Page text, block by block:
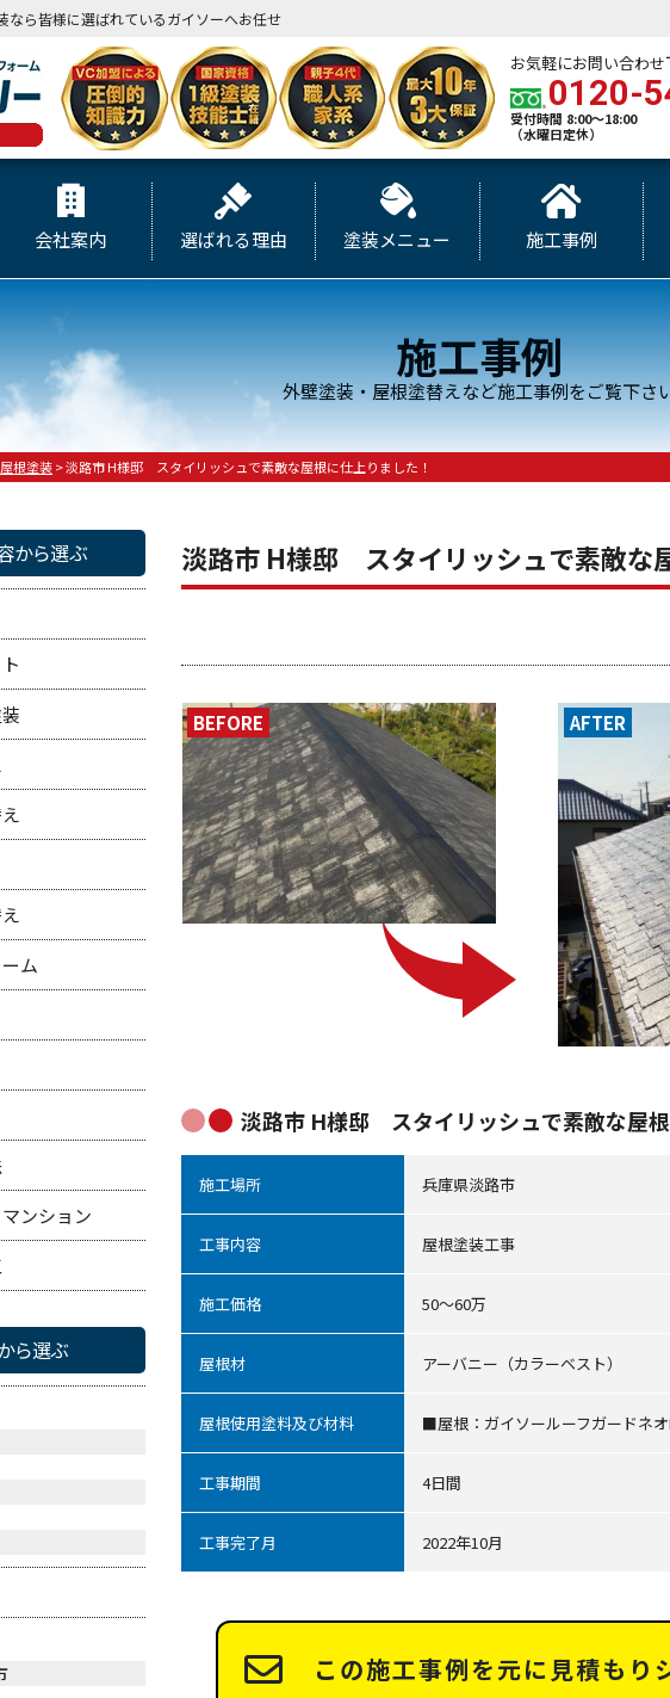
なら皆様に選ばれているガイソーへお任せ
お気軽にお問い合わせ
0120-
受付時間 8:00～18:00
（水曜日定休）
会社案内 選ばれる理由 塗装メニュー 施工事例
施工事例
外壁塗装・屋根塗替えなど施工事例をご覧下さ
屋根塗装>淡路市 H様邸 スタイリッシュで素敵な屋根に仕上りました！
淡路市 H様邸 スタイリッシュで素敵な
AFTER
BEFORE
淡路市 H様邸 スタイリッシュで素敵な屋
施工場所 兵庫県淡路市
工事内容 屋根塗装工事
施工価格 50～60万
屋根材 アーバニー（カラーベスト）
屋根使用塗料及び材料 ■屋根：ガイソールーフガードネ
工事期間 4日間
工事完了月 2022年10月
この施工事例を元に見積もり
から選ぶ
ム
ンション
ら選ぶ